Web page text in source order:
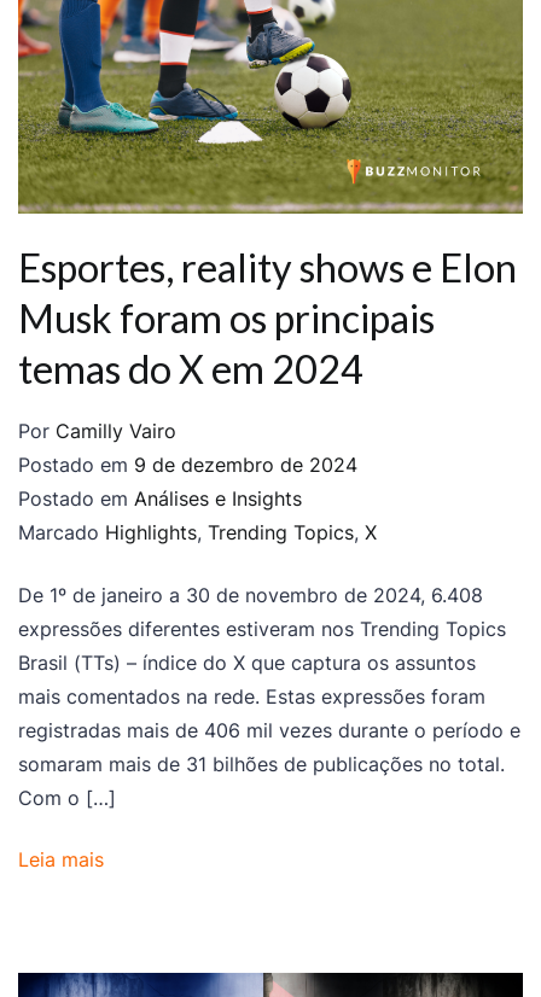
Esportes, reality shows e Elon
Musk foram os principais
temas do X em 2024
Por Camilly Vairo
Postado em 9 de dezembro de 2024
Postado em Análises e Insights
Marcado Highlights, Trending Topics, X
De 1º de janeiro a 30 de novembro de 2024, 6.408
expressões diferentes estiveram nos Trending Topics
Brasil (TTs) – índice do X que captura os assuntos
mais comentados na rede. Estas expressões foram
registradas mais de 406 mil vezes durante o período e
somaram mais de 31 bilhões de publicações no total.
Com o […]
Leia mais